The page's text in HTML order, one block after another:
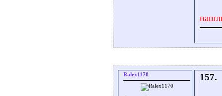
Ralex1170 157.